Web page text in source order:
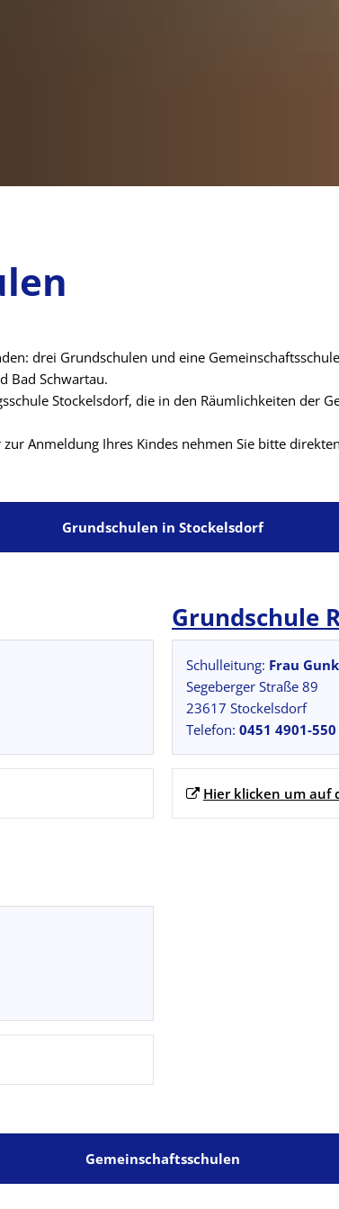
drei Grundschulen und eine
Bad Schwartau.
Stockelsdorf, die in den Räumlichkeiten der
Anmeldung Ihres Kindes nehmen Sie bitte
Grundschulen in Stockelsdorf
Grundschule
Schulleitung: Frau
Segeberger Straße 89
23617 Stockelsdorf
Telefon: 0451 4901-550
Hier klicken um auf
Gemeinschaftsschulen